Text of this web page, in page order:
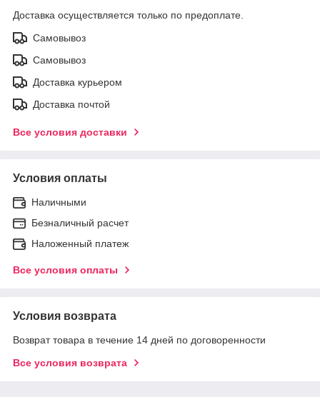
Доставка осуществляется только по предоплате.
Самовывоз
Самовывоз
Доставка курьером
Доставка почтой
Все условия доставки
Условия оплаты
Наличными
Безналичный расчет
Наложенный платеж
Все условия оплаты
Условия возврата
Возврат товара в течение 14 дней по договоренности
Все условия возврата